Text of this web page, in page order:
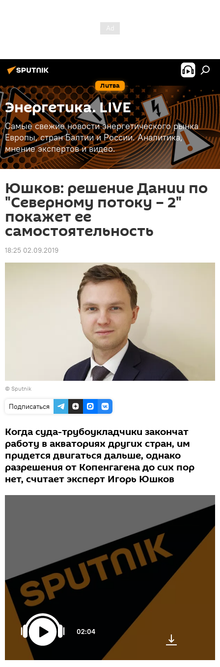
Литва
Энергетика. LIVE
Самые свежие новости энергетического рынка
Европы, стран Балтии и России. Аналитика,
мнение экспертов и видео.
Юшков: решение Дании по
"Северному потоку – 2"
покажет ее
самостоятельность
18:25 02.09.2019
© Sputnik
Подписаться
Когда суда-трубоукладчики закончат
работу в акваториях других стран, им
придется двигаться дальше, однако
разрешения от Копенгагена до сих пор
нет, считает эксперт Игорь Юшков
02:04